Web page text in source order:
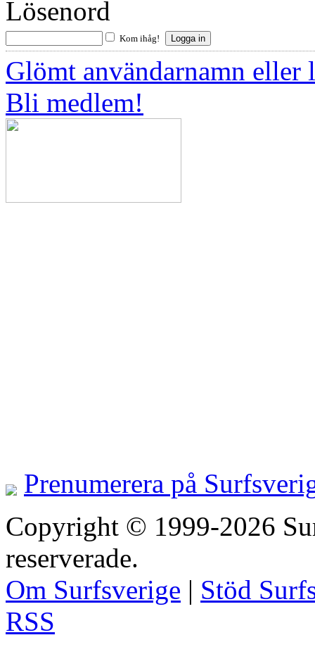
Lösenord
Kom ihåg!
Glömt användarnamn eller
Bli medlem!
Prenumerera på
Copyright © 1999-2026
reserverade.
Om Surfsverige | Stöd
RSS